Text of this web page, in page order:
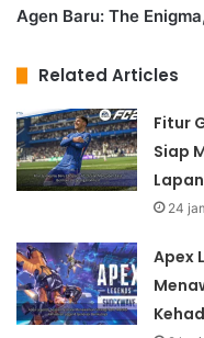
Agen Baru: The
Related Articles
Fitur
Siap
24
Apex